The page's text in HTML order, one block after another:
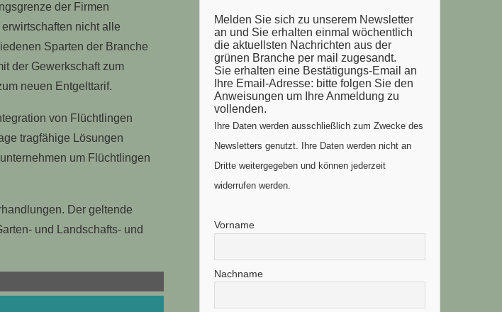
der Firmen
nicht alle
Sparten der Branche
der Gewerkschaft zum
neuen Entgelttarif.
von Flüchtlingen
tragfähige Lösungen
um Flüchtlingen
Der geltende
und Landschafts- und
Melden Sie sich zu unserem Newsletter
an und Sie erhalten einmal wöchentlich
die aktuellsten Nachrichten aus der
grünen Branche per mail zugesandt.
Sie erhalten eine Bestätigungs-Email an
Ihre Email-Adresse: bitte folgen Sie den
Anweisungen um Ihre Anmeldung zu
vollenden.
Ihre Daten werden ausschließlich zum Zwecke des
Newsletters genutzt. Ihre Daten werden nicht an
Dritte weitergegeben und können jederzeit
widerrufen werden.
Vorname
Nachname